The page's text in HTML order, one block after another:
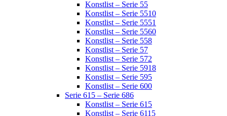
Konstlist – Serie 55
Konstlist – Serie 5510
Konstlist – Serie 5551
Konstlist – Serie 5560
Konstlist – Serie 558
Konstlist – Serie 57
Konstlist – Serie 572
Konstlist – Serie 5918
Konstlist – Serie 595
Konstlist – Serie 600
Serie 615 – Serie 686
Konstlist – Serie 615
Konstlist – Serie 6115